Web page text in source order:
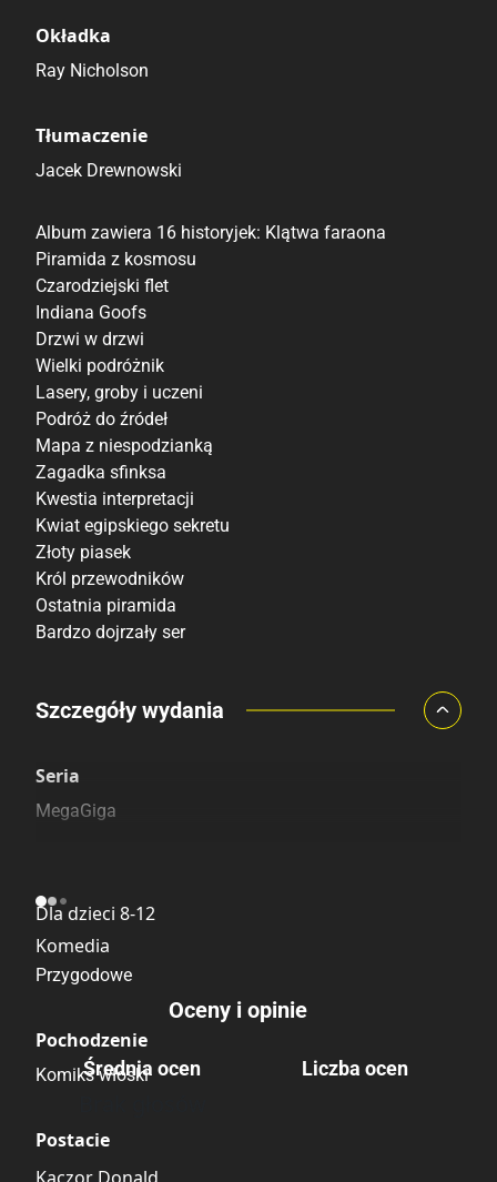
Sandro Zemolin
Gianluca Panniello
Enrico Faccini
Massimo De Vita
Okładka
Ray Nicholson
Tłumaczenie
Jacek Drewnowski
Album zawiera 16 historyjek: Klątwa faraona
Piramida z kosmosu
Czarodziejski flet
Indiana Goofs
Drzwi w drzwi
Wielki podróżnik
Lasery, groby i uczeni
Podróż do źródeł
Mapa z niespodzianką
Zagadka sfinksa
Kwestia interpretacji
Kwiat egipskiego sekretu
Złoty piasek
Król przewodników
Ostatnia piramida
Bardzo dojrzały ser
Porównaj ceny
Szczegóły wydania
Seria
MegaGiga
Dla dzieci 8-12
Komedia
Przygodowe
Pochodzenie
Komiks włoski
Postacie
Oceny i opinie
Średnia ocen Liczba ocen